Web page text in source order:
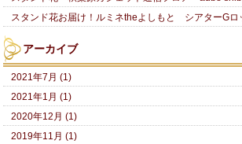
スタンド花お届け！ルミネtheよしもと シアターG
アーカイブ
2021年7月 (1)
2021年1月 (1)
2020年12月 (1)
2019年11月 (1)